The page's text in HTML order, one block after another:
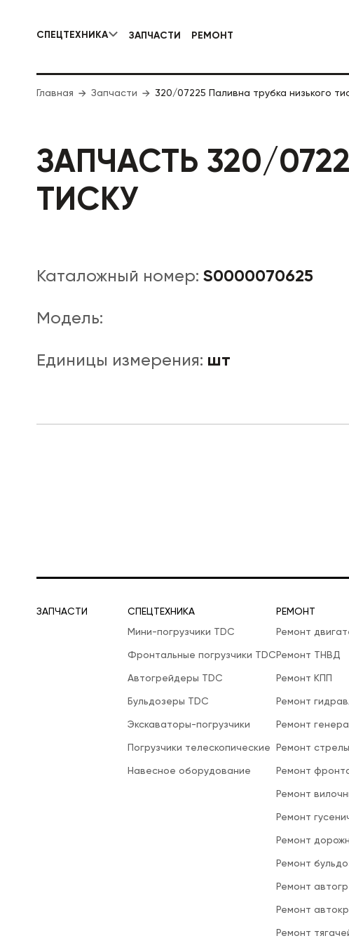
СПЕЦТЕХНИКА
КОММУНАЛЬНАЯ СПЕЦТЕХНИКА ДОРОЖНАЯ
ЗАПЧАСТИ РЕМОНТ
Главная Запчасти 320/07225 Паливна трубка низького
ЗАПЧАСТЬ 320/
ТИСКУ
Каталожный номер: S0000070625
Модель:
Единицы измерения: шт
ЗАПЧАСТИ
СПЕЦТЕХНИКА
Мини-погрузчики TDC
Фронтальные погрузчики TDC
Автогрейдеры TDC
Бульдозеры TDC
Экскаваторы-погрузчики
Погрузчики телескопические
Навесное оборудование
РЕМОНТ
Ремонт
Ремонт ТНВД
Ремонт КПП
Ремонт
Ремонт
Ремонт
Ремонт
Ремонт
Ремонт
Ремонт
Ремонт
Ремонт
Ремонт
Ремонт